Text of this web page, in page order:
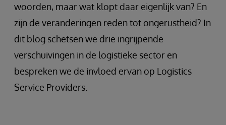
woorden, maar wat klopt daar eigenlijk van? En
zijn de veranderingen reden tot ongerustheid? In
dit blog schetsen we drie ingrijpende
verschuivingen in de logistieke sector en
bespreken we de invloed ervan op Logistics
Service Providers.